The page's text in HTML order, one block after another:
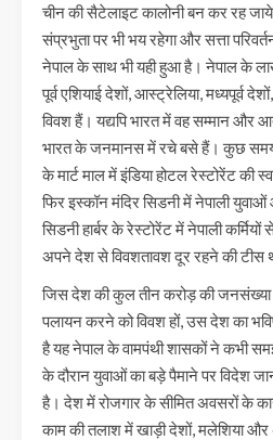
चीन की सैटेलाइट कालोनी बन कर रह
संप्रभुता पर भी भय रहेगा और सत्ता
नेपाल के साथ भी यही हुआ है। नेपाल के
पूर्व एशियाई देशों, आस्ट्रेलिया, मध्यपूर्व
विवश हैं। यद्यपि भारत में वह सम्मान और
भारत के जनमानस में रचे बसे हैं। कुछ समय
के मार्ट माल में इंडिया होटल रेस्टोरेंट की
फिर इस्कॉन मंदिर सिडनी में नेपाली
सिडनी हार्बर के रेस्टोरेंट में नेपाली
अपने देश से विवशतावश दूर रहने की टीस
जिस देश की कुल तीन करोड़ की जनसंख्या
पलायन करने को विवश हों, उस देश का
है यह नेपाल के वामपंथी शासकों ने कभी
के दौरान युवाओं का बड़े पैमाने पर विदेश
है। देश में रोजगार के सीमित अवसरों के
काम की तलाश में खाड़ी देशों, मलेशिया